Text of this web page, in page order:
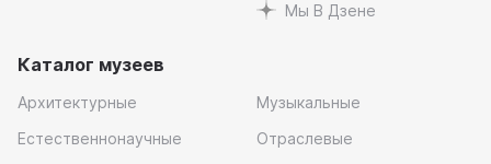
Мы В Дзене
Каталог музеев
Архитектурные
Естественнонаучные
Музыкальные
Отраслевые